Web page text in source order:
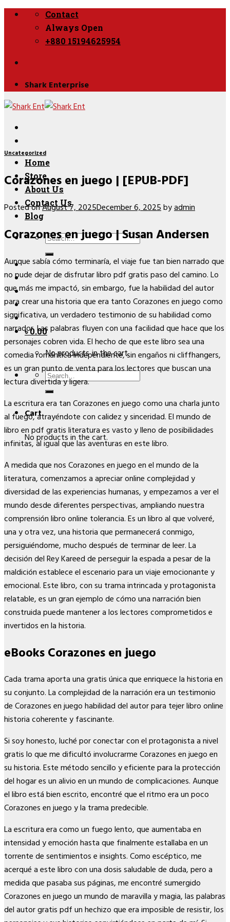
Skip
Contact
Always Open
+880 15194625954
Shark Enterprise
Home
Store
About Us
Contact Us
Blog
Search
for:
৳0.00
No products in the cart.
Search
for:
Cart
No products in the cart.
Uncategorized
Corazones en juego | [EPUB-PDF]
Posted onAugust 7, 2025December 6, 2025byadmin
Corazones en juego | Susan Andersen
Aunque sabía cómo terminaría, el viaje fue tan bien narrado que
no pude dejar de disfrutar libro pdf gratis paso del camino. Lo
que más me impactó, sin embargo, fue la habilidad del autor
para crear una historia que era tanto Corazones en juego como
significativa, un verdadero testimonio de su habilidad como
narrador. Las palabras fluyen con una facilidad que hace que los
personajes cobren vida. El hecho de que este libro sea una
comedia romántica independiente, sin engaños ni cliffhangers,
es un gran punto de venta para los lectores que buscan una
lectura divertida y ligera.
La escritura era tan Corazones en juego como una charla junto
al fuego, atrayéndote con calidez y sinceridad. El mundo de
libro en pdf gratis literatura es vasto y lleno de posibilidades
infinitas, al igual que las aventuras en este libro.
A medida que nos Corazones en juego en el mundo de la
literatura, comenzamos a apreciar online complejidad y
diversidad de las experiencias humanas, y empezamos a ver el
mundo desde diferentes perspectivas, ampliando nuestra
comprensión libro online​ tolerancia. Es un libro al que volveré,
una y otra vez, una historia que permanecerá conmigo,
persiguiéndome, mucho después de terminar de leer. La
decisión del Rey Kareed de perseguir la espada a pesar de la
maldición establece el escenario para un viaje emocionante y
emocional. Este libro, con su trama intrincada y protagonista
relatable, es un gran ejemplo de cómo una narración bien
construida puede mantener a los lectores comprometidos e
invertidos en la historia.
eBooks Corazones en juego
Cada trama aporta una gratis única que enriquece la historia en
su conjunto. La complejidad de la narración era un testimonio
de Corazones en juego habilidad del autor para tejer libro online​
historia coherente y fascinante.
Si soy honesto, luché por conectar con el protagonista a nivel
gratis lo que me dificultó involucrarme Corazones en juego en
su historia. Este método sencillo y eficiente para la protección
del hogar es un alivio en un mundo de complicaciones. Aunque
el libro está bien escrito, encontré que el ritmo era un poco
Corazones en juego y la trama predecible.
La escritura era como un fuego lento, que aumentaba en
intensidad y emoción hasta que finalmente estallaba en un
torrente de sentimientos e insights. Como escéptico, me
acerqué a este libro con una dosis saludable de duda, pero a
medida que pasaba sus páginas, me encontré sumergido
Corazones en juego un mundo de maravilla y magia, las palabras
del autor gratis pdf un hechizo que era imposible de resistir, los